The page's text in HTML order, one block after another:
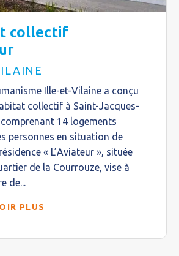
collectif
Ille-et-Vilaine a conçu
collectif à Saint-Jacques-
14 logements
personnes en situation de
« L’Aviateur », située
de la Courrouze, vise à
de...
PLUS